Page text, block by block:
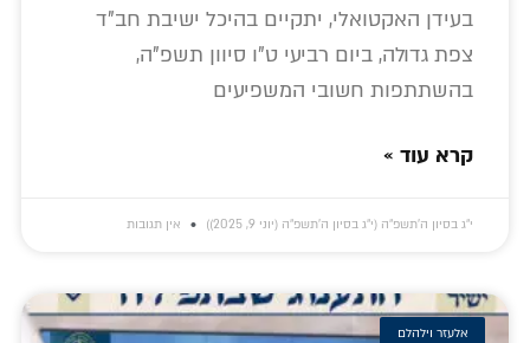
בעידן האקטואלי, יתקיים בהיכל ישיבת חב"ד
צפת גדולה, ביום רביעי ט"ו סיוון תשפ"ה,
בהשתתפות חשובי המשפיעים
קרא עוד »
י״ג בסיון ה׳תשפ״ה (י״ג בסיון ה׳תשפ״ה (יוני 9, 2025)) אין תגובות
אלעזר וילהלם